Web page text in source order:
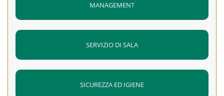
MANAGEMENT
SERVIZIO DI SALA
SICUREZZA ED IGIENE